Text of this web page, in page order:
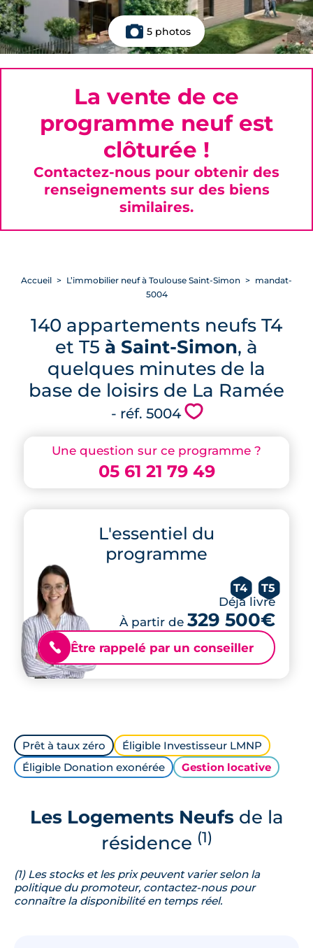
5 photos
Une question sur ce programme ?
05 61 21 79 49
L'essentiel du
programme
T4 T5
Déjà livré
À partir de 329 500€
📞 Être rappelé par un conseiller
Accueil L’immobilier neuf à Toulouse Saint-Simon
mandat-
5004
140 appartements neufs T4
et T5 à Saint-Simon, à
quelques minutes de la
base de loisirs de La Ramée
- réf. 5004 💗
La vente de ce
programme neuf est
clôturée !
Contactez-nous pour obtenir des
renseignements sur des biens
similaires.
Prêt à taux zéro
Éligible Investisseur LMNP
Éligible Donation exonérée
Gestion locative
Les Logements Neufsde la
résidence (1)
(1) Les stocks et les prix peuvent varier selon la
politique du promoteur, contactez-nous pour
connaître la disponibilité en temps réel.